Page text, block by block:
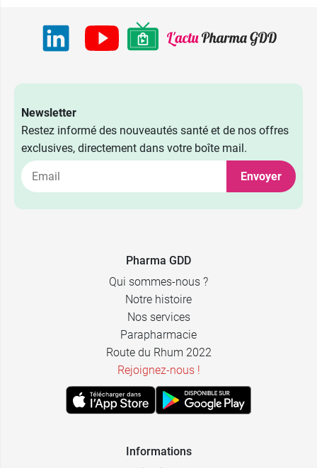
Viatris 1,98 €
Biogaran 2,49 €
Newsletter
Restez informé des nouveautés santé et de nos offres
exclusives, directement dans votre boîte mail.
Envoyer
Pharma GDD
Qui sommes-nous ?
Notre histoire
Nos services
Parapharmacie
Route du Rhum 2022
Rejoignez-nous !
Informations